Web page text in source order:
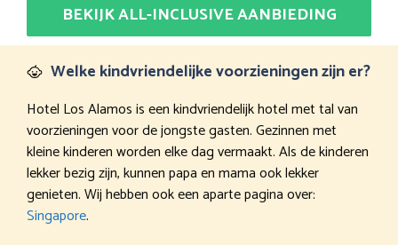
BEKIJK ALL-INCLUSIVE AANBIEDING
Welke kindvriendelijke voorzieningen zijn er?
Hotel Los Alamos is een kindvriendelijk hotel met tal van
voorzieningen voor de jongste gasten. Gezinnen met
kleine kinderen worden elke dag vermaakt. Als de kinderen
lekker bezig zijn, kunnen papa en mama ook lekker
genieten. Wij hebben ook een aparte pagina over:
Singapore.